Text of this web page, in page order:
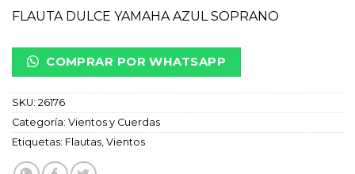
FLAUTA DULCE YAMAHA AZUL SOPRANO
COMPRAR POR WHATSAPP
SKU: 26176
Categoría: Vientos y Cuerdas
Etiquetas: Flautas Vientos